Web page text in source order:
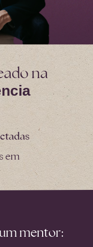
na
em
mentor: